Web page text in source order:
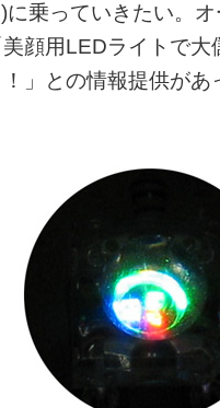
に乗っていきたい。
美顔用LEDライトで大
」との情報提供があ